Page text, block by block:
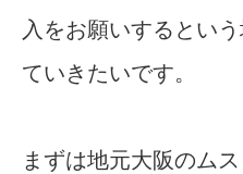
入をお願いするとい
ていきたいです。
まずは地元大阪のム